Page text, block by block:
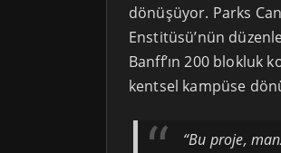
dönüşüyor. Parks
Enstitüsü’nün
Banff’ın 200 blokluk
kentsel kampüse
“Bu proje,